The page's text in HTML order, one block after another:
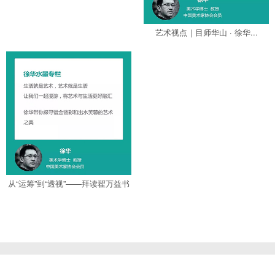
艺术视点｜目师华山 · 徐华...
从“运筹”到“透视”——拜读翟万益书